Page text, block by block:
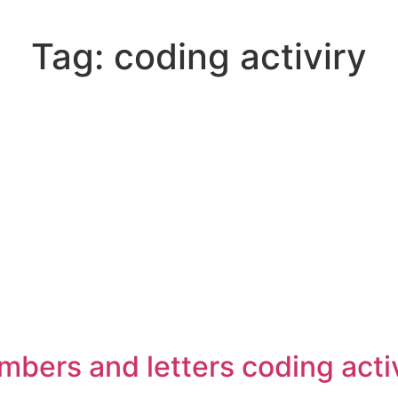
Tag: coding activiry
and letters coding